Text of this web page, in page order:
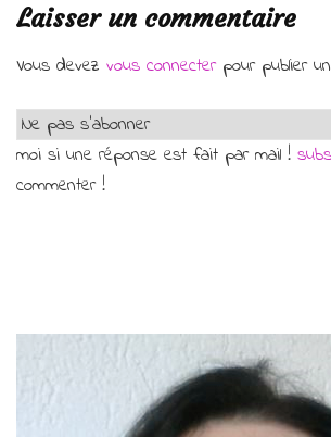
Laisser un commentaire
Vous devez vous connecterpour publier
moi si une réponse est fait par mail !
commenter !